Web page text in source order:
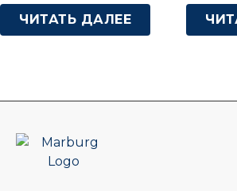
ЧИТАТЬ ДАЛЕЕ